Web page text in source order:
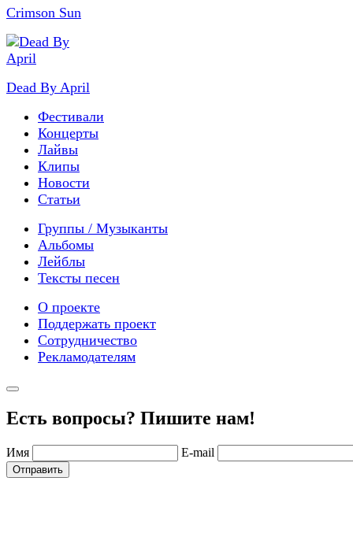
Crimson Sun
Dead By April
Фестивали
Концерты
Лайвы
Клипы
Новости
Статьи
Группы / Музыканты
Альбомы
Лейблы
Тексты песен
О проекте
Поддержать проект
Сотрудничество
Рекламодателям
Есть вопросы? Пишите нам!
Имя E-mail